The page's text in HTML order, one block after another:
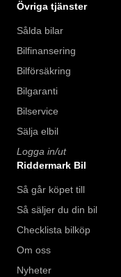
Övriga tjänster
Sålda bilar
Bilfinansering
Bilförsäkring
Bilgaranti
Bilservice
Sälja elbil
Logga in/ut
Riddermark Bil
Så går köpet till
Så säljer du din bil
Checklista bilköp
Om oss
Nyheter